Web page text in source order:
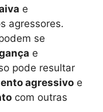
e
agressores.
se
e
pode resultar
agressivo e
com outras